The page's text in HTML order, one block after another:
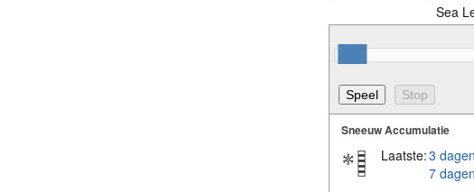
Sea
Sneeuw Accumulatie
Laatste:3 dagen
7 dagen